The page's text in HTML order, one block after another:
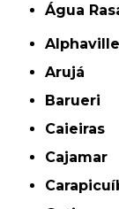
Água
Alphaville
Arujá
Barueri
Caieiras
Cajamar